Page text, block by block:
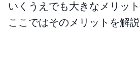
いくうえでも大きなメリッ
ここではそのメリットを解説